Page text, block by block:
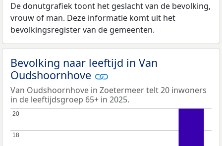
De donutgrafiek toont het geslacht van de bevolking,
vrouw of man. Deze informatie komt uit het
bevolkingsregister van de gemeenten.
Bevolking naar leeftijd in Van
Oudshoornhove
Van Oudshoornhove in Zoetermeer telt 20 inwoners
in de leeftijdsgroep 65+ in 2025.
18
18
20
20